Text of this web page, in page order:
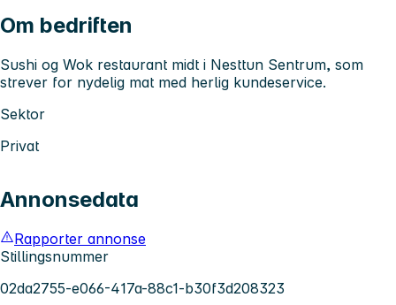
Om bedriften
Sushi og Wok restaurant midt i Nesttun Sentrum, som
strever for nydelig mat med herlig kundeservice.
Sektor
Privat
Annonsedata
Rapporter annonse
Stillingsnummer
02da2755-e066-417a-88c1-b30f3d208323